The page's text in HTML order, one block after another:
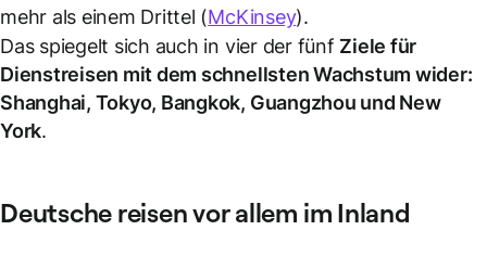
mehr als einem Drittel (McKinsey).
Das spiegelt sich auch in vier der fünf Ziele für
Dienstreisen mit dem schnellsten Wachstum wider:
Shanghai, Tokyo, Bangkok, Guangzhou und New
York.
Deutsche reisen vor allem im Inland